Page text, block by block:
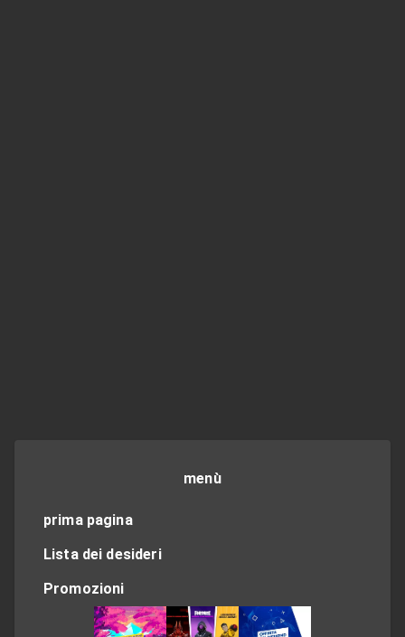
menù
prima pagina
Lista dei desideri
Promozioni